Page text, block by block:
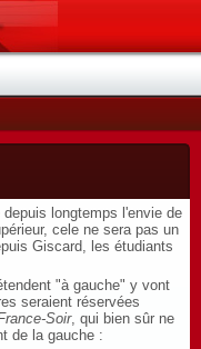
longtemps l'envie de
cele ne sera pas un
Giscard, les étudiants
"à gauche" y vont
seraient réservées
Soir, qui bien sûr ne
de la gauche :